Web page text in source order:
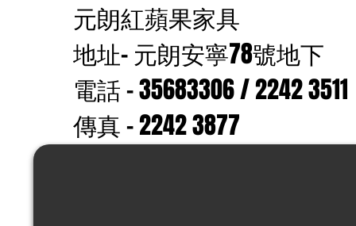
元朗紅蘋果家具
地址- 元朗安寧78號地下
電話 – 35683306 / 2242 3511
傳真 – 2242 3877